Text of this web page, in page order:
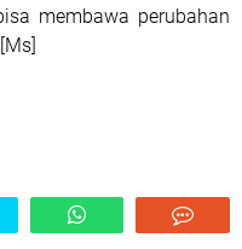
membawa perubahan